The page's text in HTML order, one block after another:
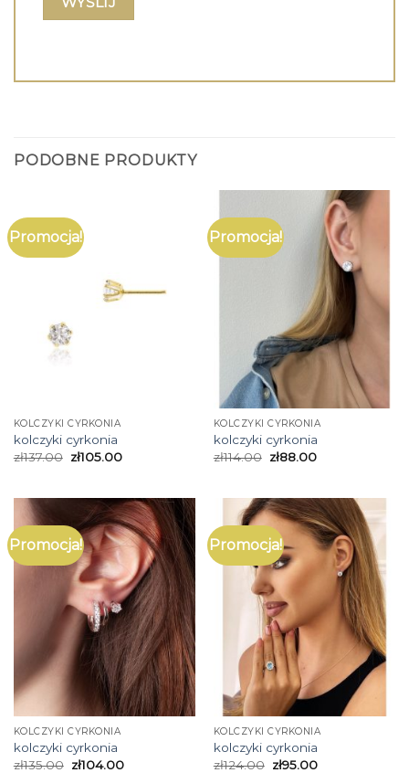
PODOBNE PRODUKTY
Promocja!
KOLCZYKI CYRKONIA
kolczyki cyrkonia
zł137.00 zł105.00
Promocja!
KOLCZYKI CYRKONIA
kolczyki cyrkonia
zł114.00 zł88.00
Promocja!
KOLCZYKI CYRKONIA
kolczyki cyrkonia
zł135.00 zł104.00
Promocja!
KOLCZYKI CYRKONIA
kolczyki cyrkonia
zł124.00 zł95.00